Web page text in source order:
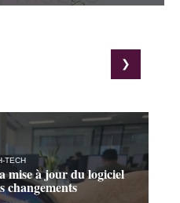
TECH
mise à jour du logiciel
changements